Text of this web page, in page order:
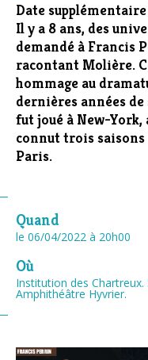
Date
Il y a 8 ans, des
demandé à Francis
racontant Molière.
hommage au
dernières années de
fut joué à New-
connut trois saisons
Paris.
Quand
le 06/04/2022 à 20h00
Où
Institution des
Amphithéâtre Hyvrier.